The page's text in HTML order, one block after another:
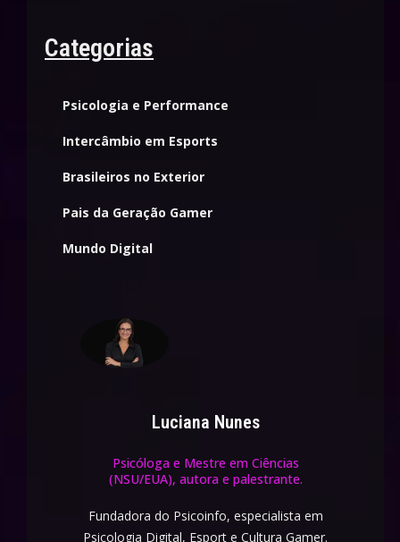
Categorias
Psicologia e Performance
Intercâmbio em Esports
Brasileiros no Exterior
Pais da Geração Gamer
Mundo Digital
Luciana Nunes
Psicóloga e Mestre em Ciências
(NSU/EUA), autora e palestrante.
Fundadora do Psicoinfo, especialista em
Psicologia Digital, Esport e Cultura Gamer.